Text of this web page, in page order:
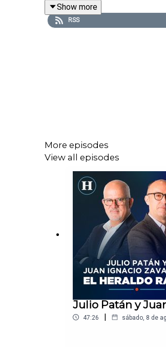
Show more
RSS
More episodes
View all episodes
Julio Patán y
47:26 | sábado, 8 de